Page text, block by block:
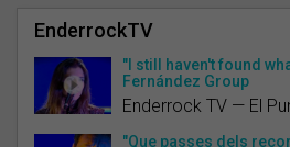
EnderrockTV
"I still haven't found
Fernández Group
Enderrock TV — El
"Que passes dels